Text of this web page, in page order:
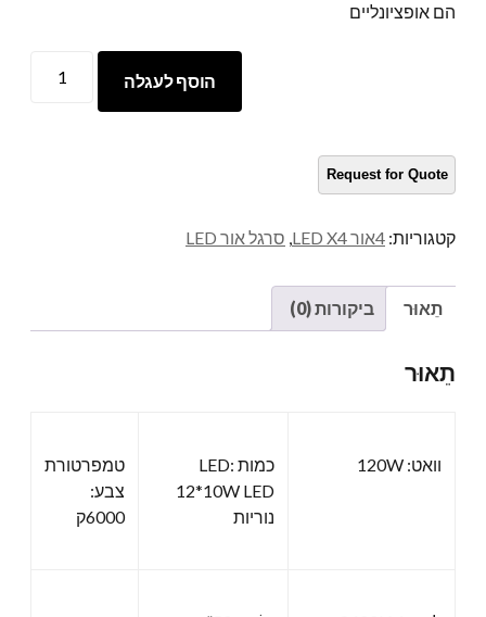
הם אופציונליים
תאורה
הוסף לעגלה
קטגוריות: 4אור LED X4 סרגל אור LED
תֵאוּר ביקורות (0)
תֵאוּר
וואט: 120W
כמות LED:
12*10W LED
נוריות
טמפרטורת
צבע:
6000ק